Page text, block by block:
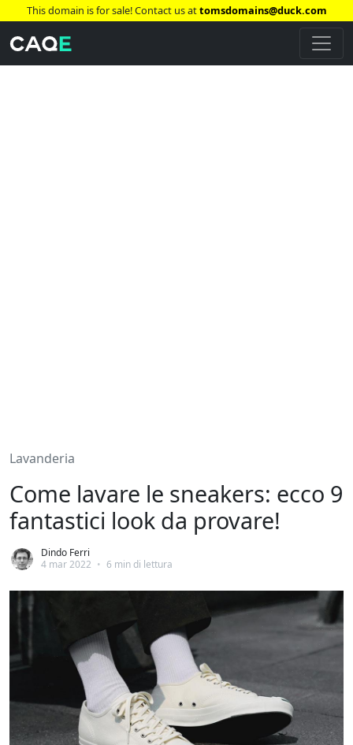
This domain is for sale! Contact us attomsdomains@duck.com
Lavanderia
Come lavare le sneakers: ecco 9
fantastici look da provare!
Dindo Ferri
4 mar 2022 • 6 min di lettura